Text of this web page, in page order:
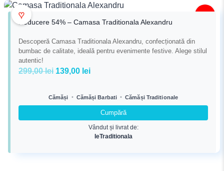
♥
Reducere 54% – Camasa Traditionala Alexandru
Descoperă Camasa Traditionala Alexandru, confecționată din
bumbac de calitate, ideală pentru evenimente festive. Alege stilul
autentic!
299,00lei Prețul
a
fost:
299,00 lei.
139,00 leiPrețul
este:
139,00 lei.
Cămăși • Cămăși Barbati • Cămăși Traditionale
Cumpără
Vândut și livrat de:
IeTraditionala